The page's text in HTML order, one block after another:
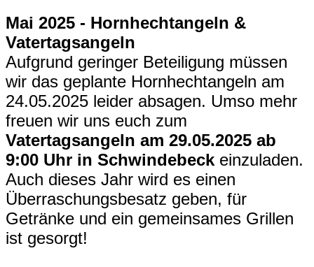
Mai 2025 - Hornhechtangeln &
Vatertagsangeln
Aufgrund geringer Beteiligung müssen
wir das geplante Hornhechtangeln am
24.05.2025 leider absagen. Umso mehr
freuen wir uns euch zum
Vatertagsangeln am 29.05.2025 ab
9:00 Uhr in Schwindebeck einzuladen.
Auch dieses Jahr wird es einen
Überraschungsbesatz geben, für
Getränke und ein gemeinsames Grillen
ist gesorgt!